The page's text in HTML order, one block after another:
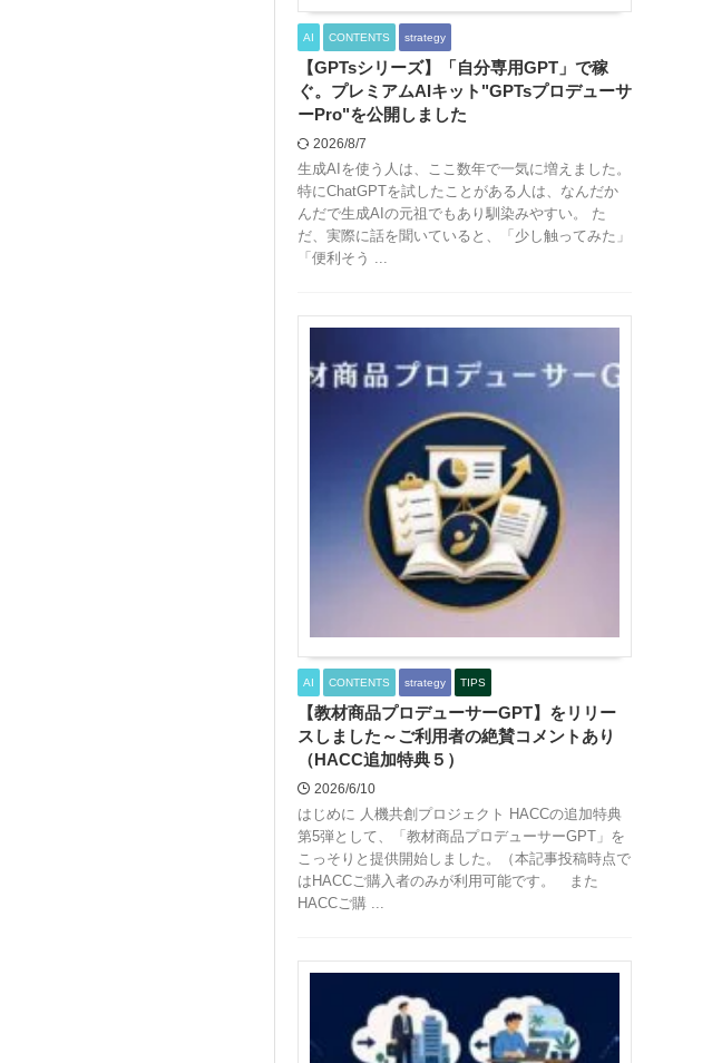
AI CONTENTS strategy
【GPTsシリーズ】「自分専用GPT」で稼
ぐ。プレミアムAIキット"GPTsプロデューサ
ーPro"を公開しました
2026/8/7
生成AIを使う人は、ここ数年で一気に増えました。
特にChatGPTを試したことがある人は、なんだか
んだで生成AIの元祖でもあり馴染みやすい。 た
だ、実際に話を聞いていると、「少し触ってみた」
「便利そう ...
AI CONTENTS strategy TIPS
【教材商品プロデューサーGPT】をリリー
スしました～ご利用者の絶賛コメントあり
（HACC追加特典５）
2026/6/10
はじめに 人機共創プロジェクト HACCの追加特典
第5弾として、「教材商品プロデューサーGPT」を
こっそりと提供開始しました。（本記事投稿時点で
はHACCご購入者のみが利用可能です。 また
HACCご購 ...